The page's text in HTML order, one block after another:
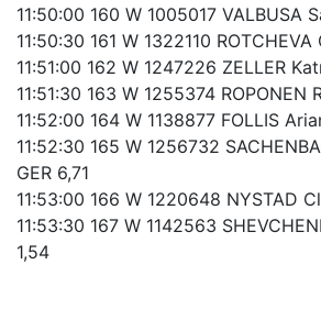
11:50:00 160 W 1005017 VALBUSA
11:50:30 161 W 1322110
11:51:00 162 W 1247226 ZELLER
11:51:30 163 W 1255374 ROPONEN
11:52:00 164 W 1138877 FOLLIS
11:52:30 165 W 1256732
GER 6,71
11:53:00 166 W 1220648 NYSTAD
11:53:30 167 W 1142563
1,54